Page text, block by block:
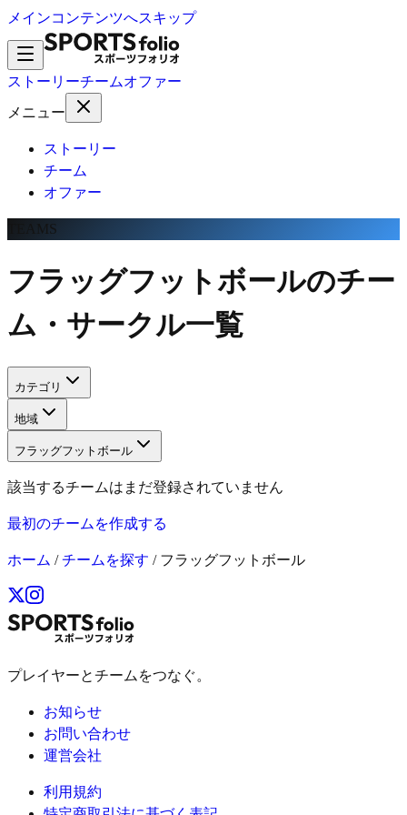
メインコンテンツへスキップ
ストーリーチームオファー
メニュー
ストーリー
チーム
オファー
TEAMS
フラッグフットボールのチー
ム・サークル一覧
カテゴリ
地域
フラッグフットボール
該当するチームはまだ登録されていません
最初のチームを作成する
ホーム /チームを探す / フラッグフットボール
プレイヤーとチームをつなぐ。
お知らせ
お問い合わせ
運営会社
利用規約